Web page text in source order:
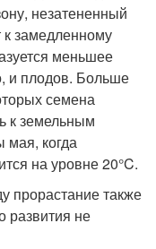
незатененный
замедленному
меньшее
и плодов. Больше
семена
к земельным
мая, когда
на уровне 20°C.
прорастание также
развития не